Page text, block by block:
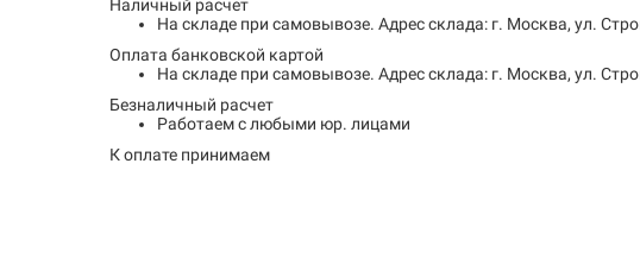
Наличный расчет
На складе при самовывозе. Адрес склада: г. Москва, ул.
Оплата банковской картой
На складе при самовывозе. Адрес склада: г. Москва, ул.
Безналичный расчет
Работаем с любыми юр. лицами
К оплате принимаем